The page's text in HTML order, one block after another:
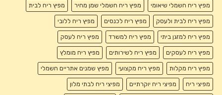
מפיץ ריח חשמלי שיאומי מפיץ ריח חשמלי שמן מחיר מפיץ ריח לבית
מפיץ ריח לבית ולעסק מפיץ ריח לכנסים מפיץ ריח ללובי
מפיץ ריח למזגן ביתי מפיץ ריח למשרד מפיץ ריח לעסק
מפיץ ריח לעסקים מפיץ ריח לשירותים מפיץ ריח מומלץ
מפיץ ריח מקלות מפיץ ריח מקצועי מפיץ שמנים אתריים חשמלי
מפיצי ריח מפיצי ריח יוקרתיים מפיצי ריח לבתי מלון